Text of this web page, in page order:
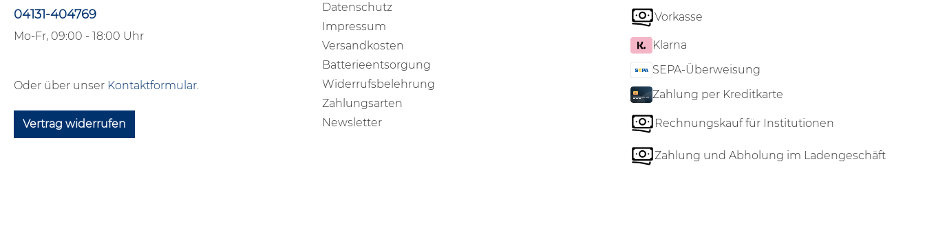
04131-404769
Mo-Fr, 09:00 - 18:00 Uhr
Oder über unser Kontaktformular.
Vertrag widerrufen
Datenschutz
Impressum
Versandkosten
Batterieentsorgung
Widerrufsbelehrung
Zahlungsarten
Newsletter
Vorkasse
Klarna
SEPA-Überweisung
Zahlung per Kreditkarte
Rechnungskauf für Institutionen
Zahlung und Abholung im Ladengeschäft